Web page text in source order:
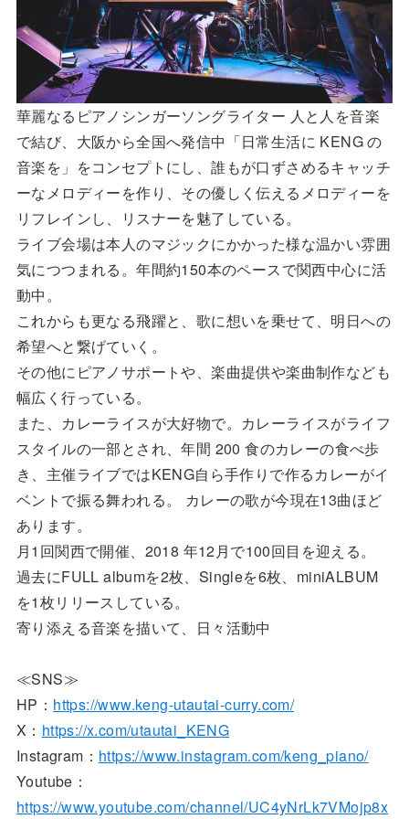
華麗なるピアノシンガーソングライター 人と人を音楽
で結び、大阪から全国へ発信中「日常生活に KENG の
音楽を」をコンセプトにし、誰もが口ずさめるキャッチ
ーなメロディーを作り、その優しく伝えるメロディーを
リフレインし、リスナーを魅了している。
ライブ会場は本人のマジックにかかった様な温かい雰囲
気につつまれる。年間約150本のペースで関西中心に活
動中。
これからも更なる飛躍と、歌に想いを乗せて、明日への
希望へと繋げていく。
その他にピアノサポートや、楽曲提供や楽曲制作なども
幅広く行っている。
また、カレーライスが大好物で。カレーライスがライフ
スタイルの一部とされ、年間 200 食のカレーの食べ歩
き、主催ライブではKENG自ら手作りで作るカレーがイ
ベントで振る舞われる。 カレーの歌が今現在13曲ほど
あります。
月1回関西で開催、2018 年12月で100回目を迎える。
過去にFULL albumを2枚、Singleを6枚、miniALBUM
を1枚リリースしている。
寄り添える音楽を描いて、日々活動中
≪SNS≫
HP： https://www.keng-utautai-curry.com/
X： https://x.com/utautai_KENG
Instagram： https://www.instagram.com/keng_piano/
Youtube：
https://www.youtube.com/channel/UC4yNrLk7VMojp8x